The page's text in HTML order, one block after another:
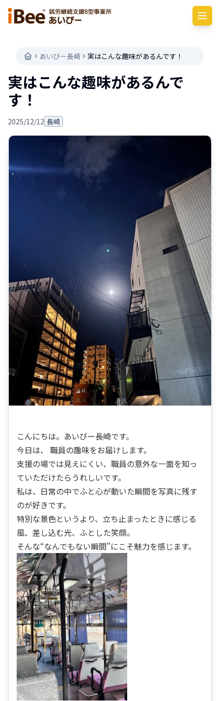
あいびー長崎 実はこんな趣味があるんです！
実はこんな趣味があるんで
す！
2025/12/12 長崎
こんにちは。あいびー長崎です。
今日は、 職員の趣味をお届けします。
支援の場では見えにくい、職員の意外な一面を知っ
ていただけたらうれしいです。
私は、日常の中でふと心が動いた瞬間を写真に残す
のが好きです。
特別な景色というより、立ち止まったときに感じる
風、差し込む光、ふとした笑顔。
そんな“なんでもない瞬間”にこそ魅力を感じます。